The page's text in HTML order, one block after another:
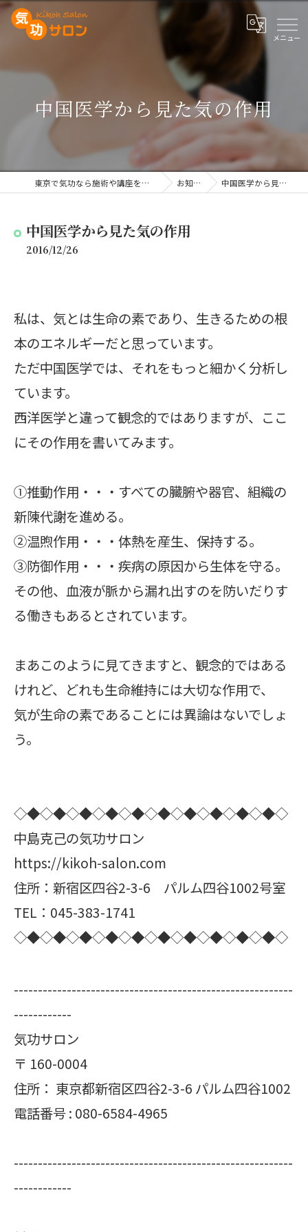
中国医学から見た気の作用
東京で気功なら施術や講座を行う気功サロン お知らせ 中国医学から見た気の作用
中国医学から見た気の作用
2016/12/26
私は、気とは生命の素であり、生きるための根
本のエネルギーだと思っています。
ただ中国医学では、それをもっと細かく分析し
ています。
西洋医学と違って観念的ではありますが、ここ
にその作用を書いてみます。
①推動作用・・・すべての臓腑や器官、組織の
新陳代謝を進める。
②温煦作用・・・体熱を産生、保持する。
③防御作用・・・疾病の原因から生体を守る。
その他、血液が脈から漏れ出すのを防いだりす
る働きもあるとされています。
まあこのように見てきますと、観念的ではある
けれど、どれも生命維持には大切な作用で、
気が生命の素であることには異論はないでしょ
う。
◇◆◇◆◇◆◇◆◇◆◇◆◇◆◇◆◇◆◇◆◇
中島克己の気功サロン
https://kikoh-salon.com
住所：新宿区四谷2-3-6 パルム四谷1002号室
TEL：045-383-1741
◇◆◇◆◇◆◇◆◇◆◇◆◇◆◇◆◇◆◇◆◇
----------------------------------------------------------
------------
気功サロン
〒 160-0004
住所： 東京都新宿区四谷2-3-6 パルム四谷1002
電話番号 : 080-6584-4965
----------------------------------------------------------
------------